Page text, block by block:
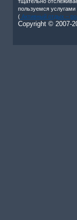
пользуемся
(Активный отдых –
Copyright © 2007-